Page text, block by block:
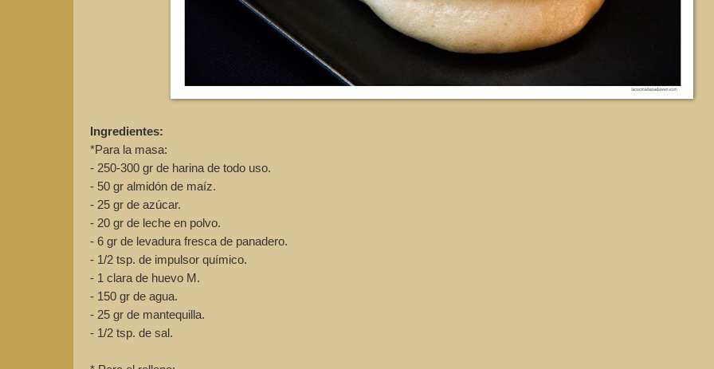
Ingredientes:
*Para la masa:
- 250-300 gr de harina de todo uso.
- 50 gr almidón de maíz.
- 25 gr de azúcar.
- 20 gr de leche en polvo.
- 6 gr de levadura fresca de panadero.
- 1/2 tsp. de impulsor químico.
- 1 clara de huevo M.
- 150 gr de agua.
- 25 gr de mantequilla.
- 1/2 tsp. de sal.